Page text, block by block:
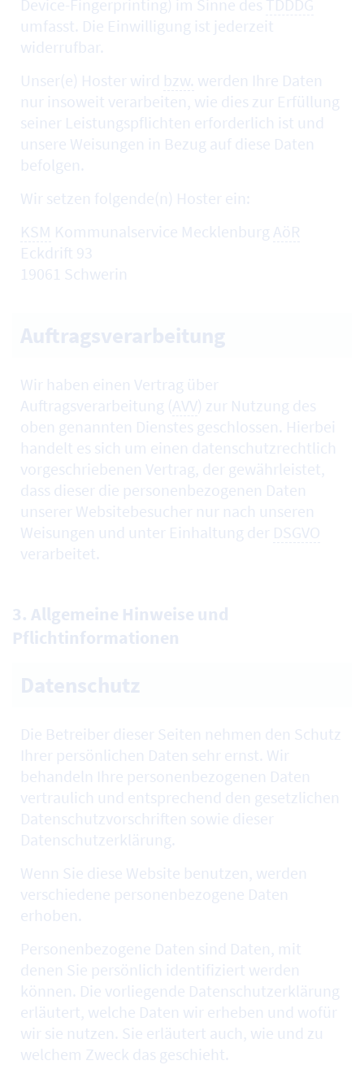
Device-Fingerprinting) im Sinne des TDDDG
umfasst. Die Einwilligung ist jederzeit
widerrufbar.
Unser(e) Hoster wird bzw. werden Ihre Daten
nur insoweit verarbeiten, wie dies zur Erfüllung
seiner Leistungspflichten erforderlich ist und
unsere Weisungen in Bezug auf diese Daten
befolgen.
Wir setzen folgende(n) Hoster ein:
KSM Kommunalservice Mecklenburg AöR
Eckdrift 93
19061 Schwerin
Wir haben einen Vertrag über
Auftragsverarbeitung (AVV) zur Nutzung des
oben genannten Dienstes geschlossen. Hierbei
handelt es sich um einen datenschutzrechtlich
vorgeschriebenen Vertrag, der gewährleistet,
dass dieser die personenbezogenen Daten
unserer Websitebesucher nur nach unseren
Weisungen und unter Einhaltung der DSGVO
verarbeitet.
3. Allgemeine Hinweise und
Pflichtinformationen
Die Betreiber dieser Seiten nehmen den Schutz
Ihrer persönlichen Daten sehr ernst. Wir
behandeln Ihre personenbezogenen Daten
vertraulich und entsprechend den gesetzlichen
Datenschutzvorschriften sowie dieser
Datenschutzerklärung.
Wenn Sie diese Website benutzen, werden
verschiedene personenbezogene Daten
erhoben.
Personenbezogene Daten sind Daten, mit
denen Sie persönlich identifiziert werden
können. Die vorliegende Datenschutzerklärung
erläutert, welche Daten wir erheben und wofür
wir sie nutzen. Sie erläutert auch, wie und zu
welchem Zweck das geschieht.